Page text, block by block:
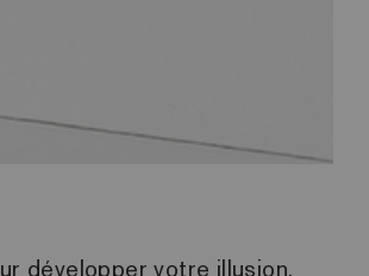
développer votre illusion,